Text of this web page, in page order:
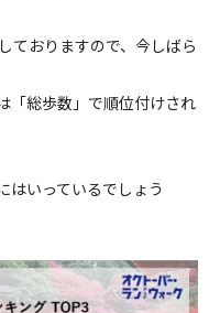
ておりますので、今しばら
「総歩数」で順位付けされ
はいっているでしょう